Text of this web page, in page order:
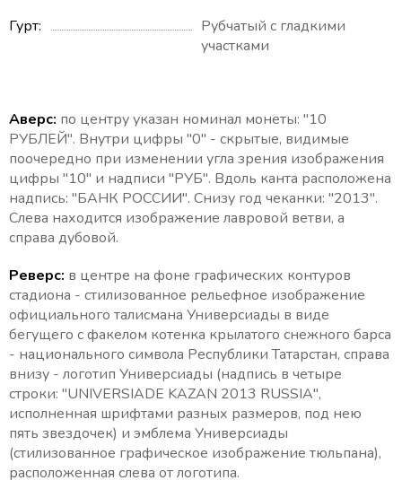
Гурт
Рубчатый с гладкими
участками
Аверс: по центру указан номинал монеты: "10
РУБЛЕЙ". Внутри цифры "0" - скрытые, видимые
поочередно при изменении угла зрения изображения
цифры "10" и надписи "РУБ". Вдоль канта расположена
надпись: "БАНК РОССИИ". Снизу год чеканки: "2013".
Слева находится изображение лавровой ветви, а
справа дубовой.
Реверс: в центре на фоне графических контуров
стадиона - стилизованное рельефное изображение
официального талисмана Универсиады в виде
бегущего с факелом котенка крылатого снежного барса
- национального символа Республики Татарстан, справа
внизу - логотип Универсиады (надпись в четыре
строки: "UNIVERSIADE KAZAN 2013 RUSSIA",
исполненная шрифтами разных размеров, под нею
пять звездочек) и эмблема Универсиады
(стилизованное графическое изображение тюльпана),
расположенная слева от логотипа.